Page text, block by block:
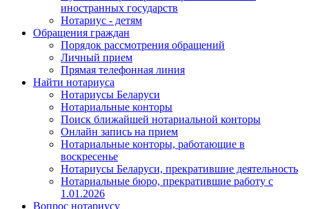
иностранных государств
Нотариус - детям
Обращения граждан
Порядок рассмотрения обращений
Личный прием
Прямая телефонная линия
Найти нотариуса
Нотариусы Беларуси
Нотариальные конторы
Поиск ближайшей нотариальной конторы
Онлайн запись на прием
Нотариальные конторы, работающие в
воскресенье
Нотариусы Беларуси, прекратившие деятельность
Нотариальные бюро, прекратившие работу с
1.01.2026
Вопрос нотариусу